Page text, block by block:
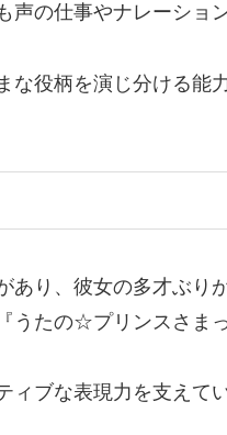
声の仕事やナレーショ
な役柄を演じ分ける能
あり、彼女の多才ぶり
うたの☆プリンスさま
ィブな表現力を支えて